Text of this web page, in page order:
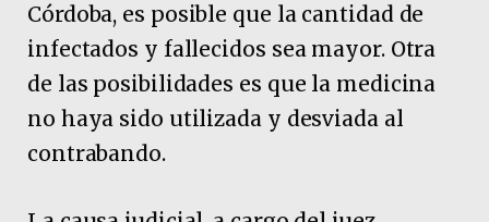
Córdoba, es posible que la cantidad de
infectados y fallecidos sea mayor. Otra
de las posibilidades es que la medicina
no haya sido utilizada y desviada al
contrabando.